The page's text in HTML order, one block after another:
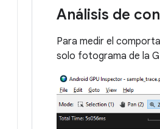
Análisis de
Para medir el
solo fotograma de la